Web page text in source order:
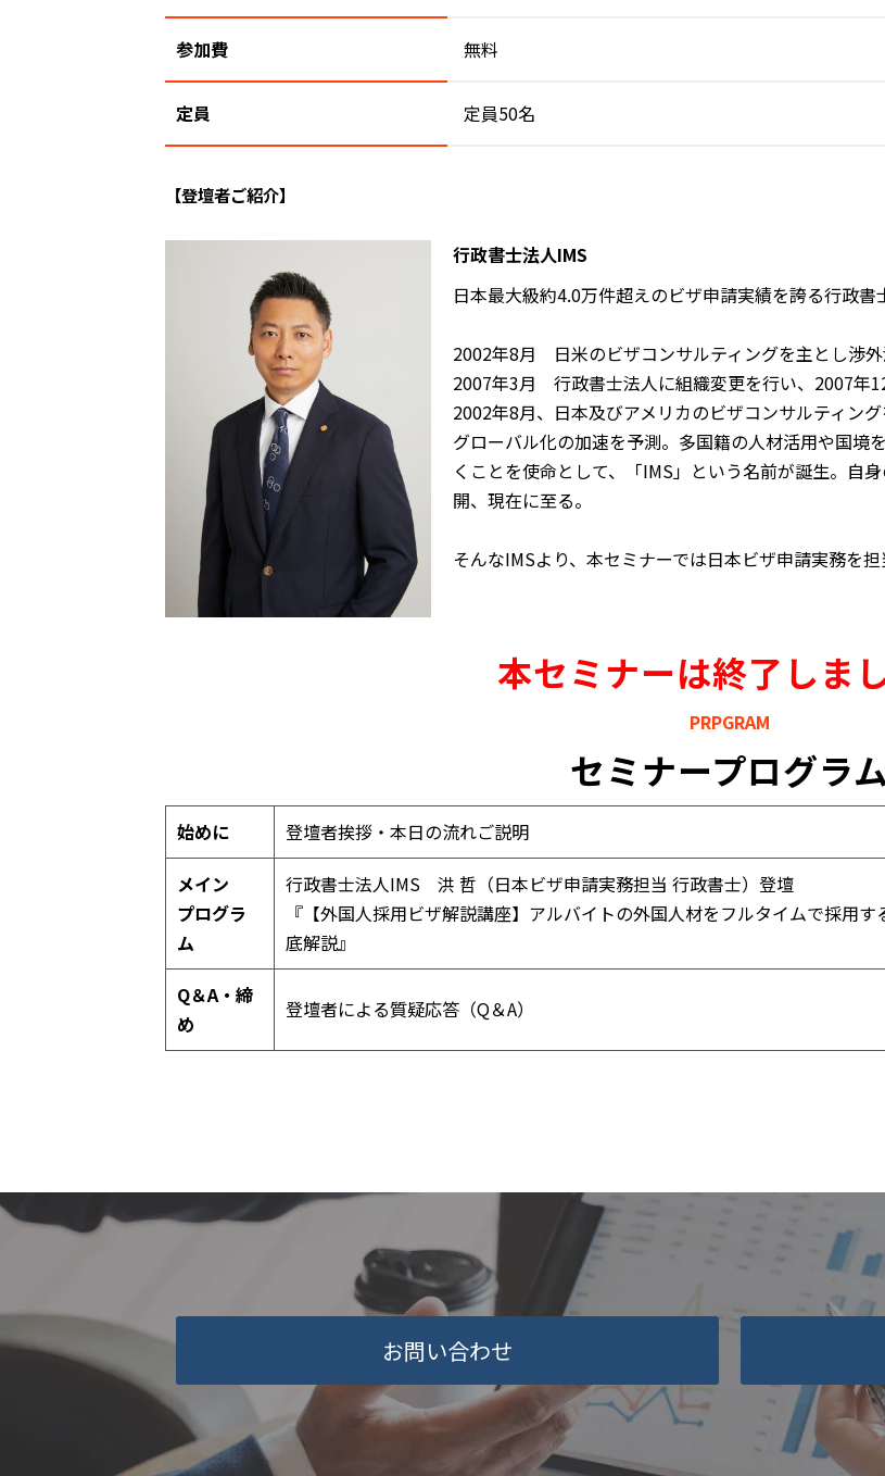
参加費 無料
定員 定員50名
【登壇者ご紹介】
行政書士法人IMS
日本最大級約4.0万件超えのビザ申請実績を誇る行政書
2002年8月 日米のビザコンサルティングを主とし渉
2007年3月 行政書士法人に組織変更を行い、2007年
2002年8月、日本及びアメリカのビザコンサルティン
グローバル化の加速を予測。多国籍の人材活用や国境
くことを使命として、「IMS」という名前が誕生。自
開、現在に至る。
そんなIMSより、本セミナーでは日本ビザ申請実務を担
本セミナーは終了しまし
PRPGRAM
セミナープログラ
始めに
登壇者挨拶・本日の流れご説明
メイン
プログラ
ム
行政書士法人IMS 洪 哲（日本ビザ申請実務担当 行政書士）登壇
『【外国人採用ビザ解説講座】アルバイトの外国人材をフルタイムで採用
底解説』
Q＆A・締
め
登壇者による質疑応答（Q＆A）
お問い合わせ